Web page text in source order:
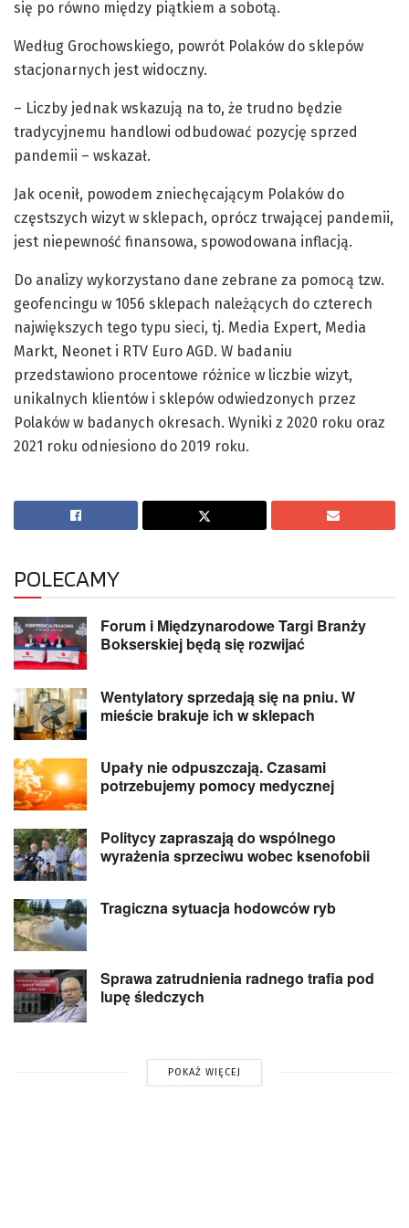
się po równo między piątkiem a sobotą.
Według Grochowskiego, powrót Polaków do sklepów
stacjonarnych jest widoczny.
– Liczby jednak wskazują na to, że trudno będzie
tradycyjnemu handlowi odbudować pozycję sprzed
pandemii – wskazał.
Jak ocenił, powodem zniechęcającym Polaków do
częstszych wizyt w sklepach, oprócz trwającej pandemii,
jest niepewność finansowa, spowodowana inflacją.
Do analizy wykorzystano dane zebrane za pomocą tzw.
geofencingu w 1056 sklepach należących do czterech
największych tego typu sieci, tj. Media Expert, Media
Markt, Neonet i RTV Euro AGD. W badaniu
przedstawiono procentowe różnice w liczbie wizyt,
unikalnych klientów i sklepów odwiedzonych przez
Polaków w badanych okresach. Wyniki z 2020 roku oraz
2021 roku odniesiono do 2019 roku.
POLECAMY
Forum i Międzynarodowe Targi Branży
Bokserskiej będą się rozwijać
Wentylatory sprzedają się na pniu. W
mieście brakuje ich w sklepach
Upały nie odpuszczają. Czasami
potrzebujemy pomocy medycznej
Politycy zapraszają do wspólnego
wyrażenia sprzeciwu wobec ksenofobii
Tragiczna sytuacja hodowców ryb
Sprawa zatrudnienia radnego trafia pod
lupę śledczych
POKAŻ WIĘCEJ